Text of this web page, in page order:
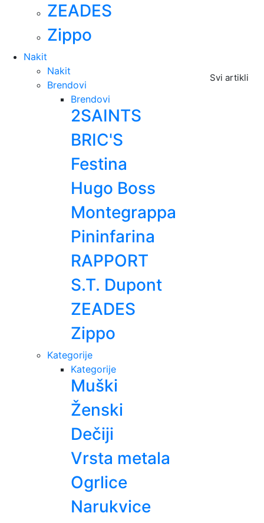
ZEADES
Zippo
Nakit
Svi artikli
Nakit
Brendovi
Brendovi
2SAINTS
BRIC'S
Festina
Hugo Boss
Montegrappa
Pininfarina
RAPPORT
S.T. Dupont
ZEADES
Zippo
Kategorije
Kategorije
Muški
Ženski
Dečiji
Vrsta metala
Ogrlice
Narukvice